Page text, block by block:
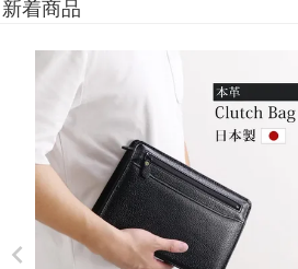
新着商品